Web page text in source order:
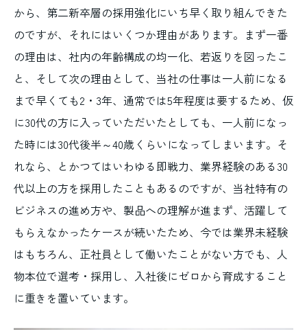
から、第二新卒層の採用強化にいち早く取り組んできた
のですが、それにはいくつか理由があります。まず一番
の理由は、社内の年齢構成の均一化、若返りを図ったこ
と、そして次の理由として、当社の仕事は一人前になる
まで早くても2・3年、通常では5年程度は要するため、仮
に30代の方に入っていただいたとしても、一人前になっ
た時には30代後半～40歳くらいになってしまいます。そ
れなら、とかつてはいわゆる即戦力、業界経験のある30
代以上の方を採用したこともあるのですが、当社特有の
ビジネスの進め方や、製品への理解が進まず、活躍して
もらえなかったケースが続いたため、今では業界未経験
はもちろん、正社員として働いたことがない方でも、人
物本位で選考・採用し、入社後にゼロから育成すること
に重きを置いています。